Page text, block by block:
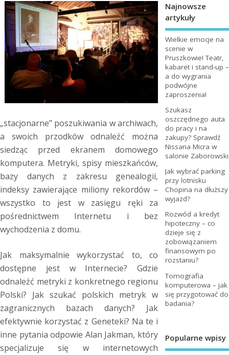
„stacjonarne” poszukiwania w archiwach,
a swoich przodków odnaleźć można
siedząc przed ekranem domowego
komputera. Metryki, spisy mieszkańców,
bazy danych z zakresu genealogii,
indeksy zawierające miliony rekordów –
wszystko to jest w zasięgu ręki za
pośrednictwem Internetu i bez
wychodzenia z domu.
Jak maksymalnie wykorzystać to, co
dostępne jest w Internecie? Gdzie
odnaleźć metryki z konkretnego regionu
Polski? Jak szukać polskich metryk w
zagranicznych bazach danych? Jak
efektywnie korzystać z Geneteki? Na te i
inne pytania odpowie Alan Jakman, który
specjalizuje się w internetowych
Najnowsze
artykuły
Wielkie emocje na
scenie w
Pruszkowie! Teatr,
kabaret i stand-up –
a do wygrania
podwójne
zaproszenia!
Szukasz
oszczędnego auta
do pracy i na
zakupy? Sprawdź
Nissana Micra w
salonie Zaborowski
Jak wybrać parking
przy lotnisku
Chopina na dłuższy
wyjazd?
Rozwód a kredyt
hipoteczny – co
dzieje się z
zobowiązaniem
finansowym po
rozstaniu?
Tomografia
komputerowa – jak
się przygotować do
badania?
Popularne wpisy